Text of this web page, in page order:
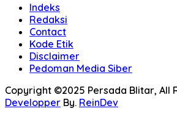
Indeks
Redaksi
Contact
Kode Etik
Disclaimer
Pedoman Media Siber
Copyright ©2025 Persada Blitar, All
Developper By. ReinDev